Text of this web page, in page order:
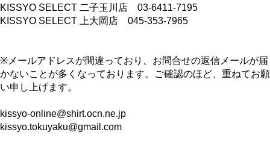
KISSYO SELECT 二子玉川店 03-6411-7195
KISSYO SELECT 上大岡店 045-353-7965
※メールアドレスが間違っており、お問合せの返信メールが届
かないことが多くなっております。ご確認のほど、重ねてお願
い申し上げます。
kissyo-online@shirt.ocn.ne.jp
kissyo.tokuyaku@gmail.com